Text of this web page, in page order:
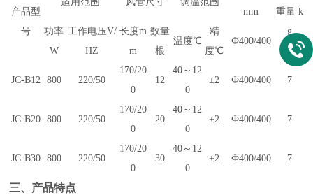
产品型
号
mm
重量 k
g
功率
W
工作电压V/
HZ
长度m
m
数量
根
温度℃
精
度℃
Ф400/400
JC-B12 800 220/50
170/20
0
12
40～12
0
±2 Ф400/400 7
JC-B20 800 220/50
170/20
0
20
40～12
0
±2 Ф400/400 7
JC-B30 800 220/50
170/20
0
30
40～12
0
±2 Ф400/400 7
三、产品特点